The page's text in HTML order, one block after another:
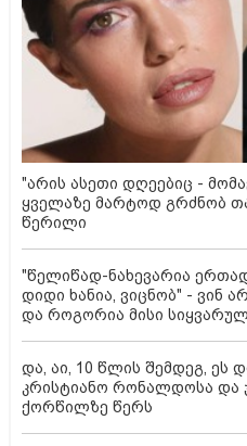
"არის ასეთი დღეებიც -
ყველაზე მარტოდ გრძნობ
წერილი
"წელიწად-ნახევარია
დიდი ხანია, ვიცნობ" - ვინ
და როგორია მისი
და, აი, 10 წლის შემდეგ, ეს
კრისტიანო რონალდოსა და
ქორწილზე წერს